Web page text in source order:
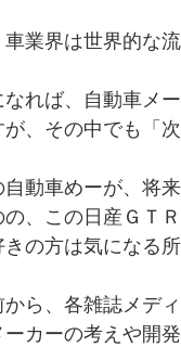
業界は世界的な
なれば、自動車メ
が、その中でも「
動車めーが、将
の、この日産ＧＴ
の方は気になる
ら、各雑誌メデ
カーの考えや開